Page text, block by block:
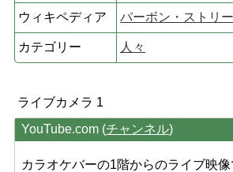
ウィキペディア バーボン・ストリ
カテゴリー 人々
ライブカメラ 1
YouTube.com (チャンネル)
カラオケバーの1階からのライブ映像